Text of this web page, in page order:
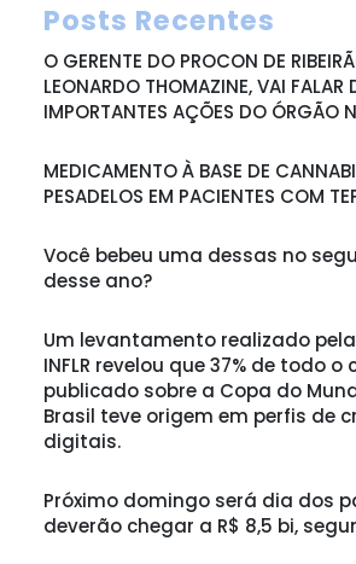
Posts Recentes
O GERENTE DO PROCON DE
LEONARDO THOMAZINE, VAI FALAR
IMPORTANTES AÇÕES DO ÓRGÃO
MEDICAMENTO À BASE DE
PESADELOS EM PACIENTES COM
Você bebeu uma dessas no
desse ano?
Um levantamento realizado
INFLR revelou que 37% de todo
publicado sobre a Copa do
Brasil teve origem em perfis de
digitais.
Próximo domingo será dia dos
deverão chegar a R$ 8,5 bi,